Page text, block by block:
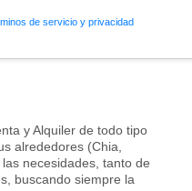
de servicio y privacidad
y Alquiler de todo tipo
alrededores (Chia,
necesidades, tanto de
buscando siempre la